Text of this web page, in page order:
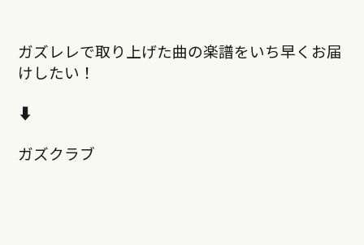
ガズレレで取り上げた曲の楽譜をいち早くお届
けしたい！
⬇︎
ガズクラブ